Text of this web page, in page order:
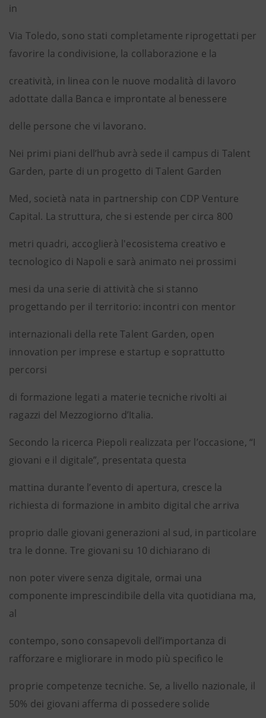
in
Via Toledo, sono stati completamente riprogettati per
favorire la condivisione, la collaborazione e la
creatività, in linea con le nuove modalità di lavoro
adottate dalla Banca e improntate al benessere
delle persone che vi lavorano.
Nei primi piani dell’hub avrà sede il campus di Talent
Garden, parte di un progetto di Talent Garden
Med, società nata in partnership con CDP Venture
Capital. La struttura, che si estende per circa 800
metri quadri, accoglierà l'ecosistema creativo e
tecnologico di Napoli e sarà animato nei prossimi
mesi da una serie di attività che si stanno
progettando per il territorio: incontri con mentor
internazionali della rete Talent Garden, open
innovation per imprese e startup e soprattutto
percorsi
di formazione legati a materie tecniche rivolti ai
ragazzi del Mezzogiorno d’Italia.
Secondo la ricerca Piepoli realizzata per l’occasione, “I
giovani e il digitale”, presentata questa
mattina durante l’evento di apertura, cresce la
richiesta di formazione in ambito digital che arriva
proprio dalle giovani generazioni al sud, in particolare
tra le donne. Tre giovani su 10 dichiarano di
non poter vivere senza digitale, ormai una
componente imprescindibile della vita quotidiana ma,
al
contempo, sono consapevoli dell’importanza di
rafforzare e migliorare in modo più specifico le
proprie competenze tecniche. Se, a livello nazionale, il
50% dei giovani afferma di possedere solide